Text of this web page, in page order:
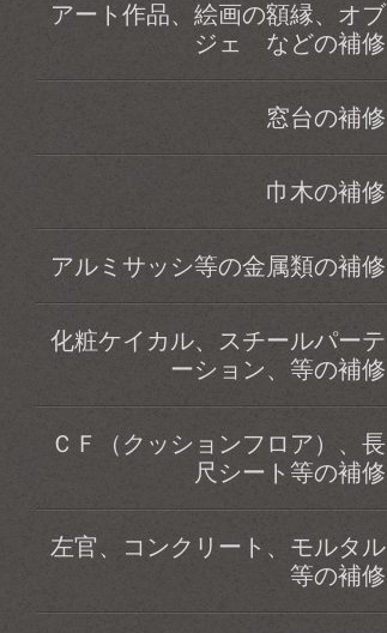
アート作品、絵画の額縁、オブ
ジェ などの補修
窓台の補修
巾木の補修
アルミサッシ等の金属類の補修
化粧ケイカル、スチールパーテ
ーション、等の補修
ＣＦ（クッションフロア）、長
尺シート等の補修
左官、コンクリート、モルタル
等の補修